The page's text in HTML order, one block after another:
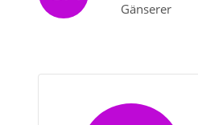
Gänserer